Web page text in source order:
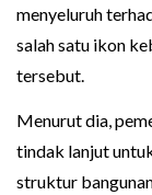
menyeluruh
salah satu ikon
tersebut.
Menurut dia,
tindak lanjut
struktur